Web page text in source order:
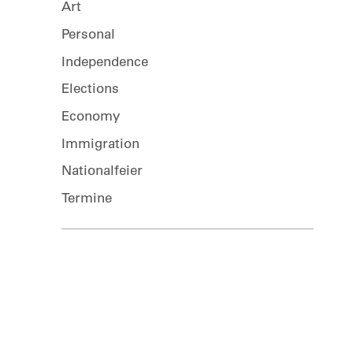
Art
Personal
Independence
Elections
Economy
Immigration
Nationalfeier
Termine